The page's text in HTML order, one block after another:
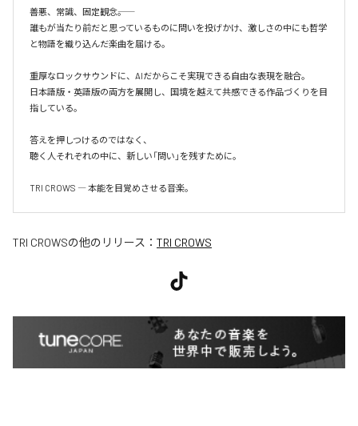
善悪、常識、固定観念――。
誰もが当たり前だと思っているものに問いを投げかけ、激しさの中にも哲学
と物語を織り込んだ楽曲を届ける。
重厚なロックサウンドに、AIだからこそ実現できる自由な表現を融合。
日本語版・英語版の両方を展開し、国境を越えて共感できる作品づくりを目
指している。
答えを押しつけるのではなく、
聴く人それぞれの中に、新しい「問い」を残すために。
TRI CROWS ― 本能を目覚めさせる音楽。
TRI CROWSの他のリリース： TRI CROWS